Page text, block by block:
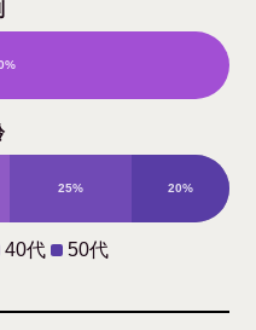
男
0%
25% 20%
40代 50代